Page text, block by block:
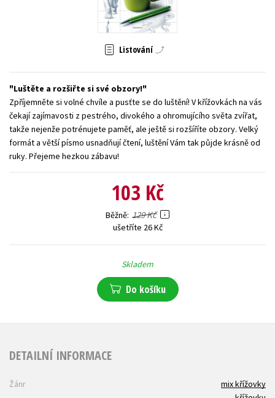
Zahraniční literatura
Všechny tituly
Listování
Luštěte a rozšiřte si své obzory!
Zpříjemněte si volné chvíle a pusťte se do luštění! V křížovkách na vás
čekají zajímavosti z pestrého, divokého a ohromujícího světa zvířat,
takže nejenže potrénujete paměť, ale ještě si rozšíříte obzory. Velký
formát a větší písmo usnadňují čtení, luštění Vám tak půjde krásně od
ruky. Přejeme hezkou zábavu!
103 Kč
Běžně 129 Kč
ušetříte 26 Kč
Skladem
Do košíku
DETAILNÍ INFORMACE
Žánr
mix křížovky